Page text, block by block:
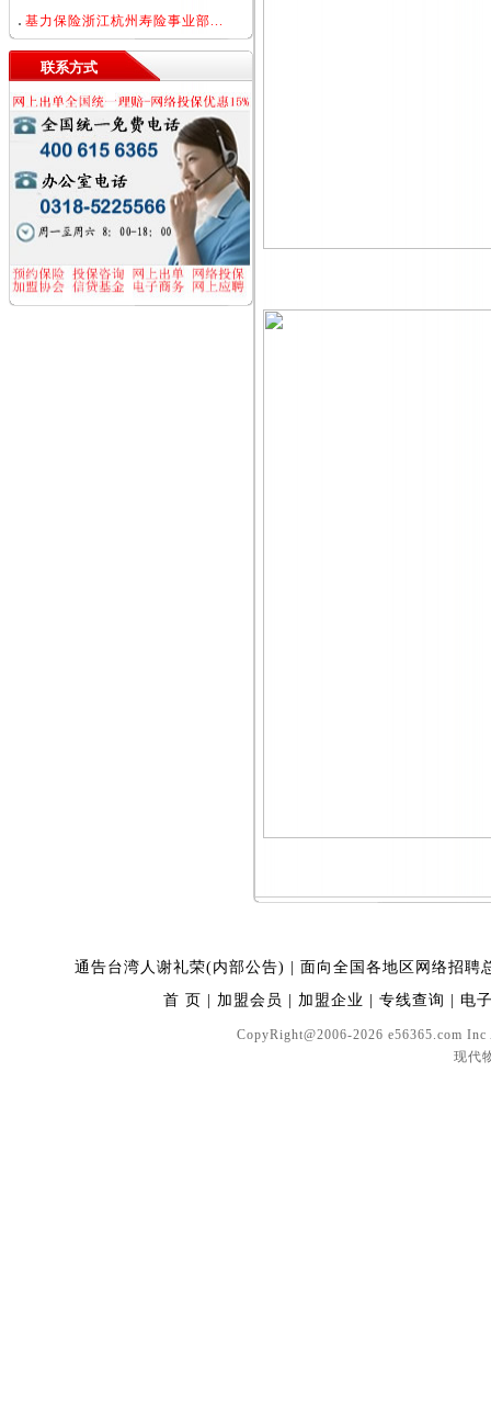
基力保险浙江杭州寿险事业部...
联系方式
通告台湾人谢礼荣(内部公告)
面向全国各地区网络招聘
首 页
加盟会员 加盟企业 专线查询 电
CopyRight@2006-2026 e56365.com
现代